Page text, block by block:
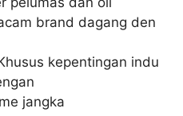
brand dagang den
kepentingan indu
jangka